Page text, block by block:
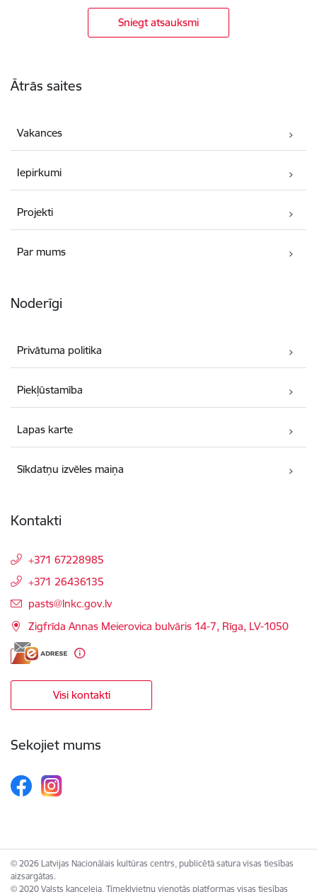
Sniegt atsauksmi
Ātrās saites
Vakances
Iepirkumi
Projekti
Par mums
Noderīgi
Privātuma politika
Piekļūstamība
Lapas karte
Sīkdatņu izvēles maiņa
Kontakti
+371 67228985
+371 26436135
E-pasts:
pasts@lnkc.gov.lv
Zigfrīda Annas Meierovica bulvāris 14-7, Rīga, LV-1050
Visi kontakti
Sekojiet mums
© 2026 Latvijas Nacionālais kultūras centrs, publicētā satura visas tiesības
aizsargātas.
© 2020 Valsts kanceleja, Tīmekļvietņu vienotās platformas visas tiesības